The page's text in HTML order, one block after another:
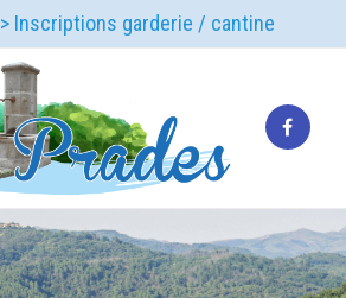
> Inscriptions garderie / cantine